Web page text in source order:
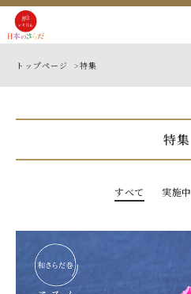
トップページ >特集
特集
すべて 実施中